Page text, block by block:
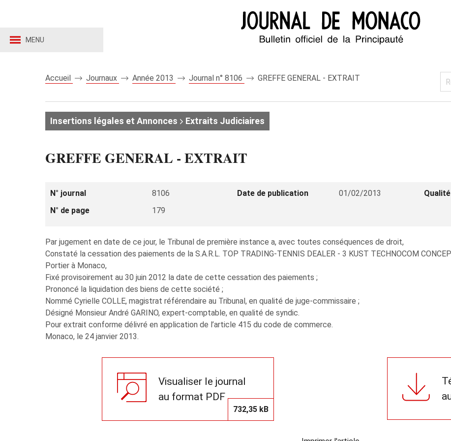
MENU
Accueil Journaux Année 2013 Journal n° 8106 GREFFE GENERAL - EXTRAIT
Insertions légales et Annonces Extraits Judiciaires
GREFFE GENERAL - EXTRAIT
N° journal 8106 Date de publication 01/02/2013
N° de page
179
Par jugement en date de ce jour, le Tribunal de première instance a, avec toutes conséquences de droit,
Constaté la cessation des paiements de la S.A.R.L. TOP TRADING-TENNIS DEALER - 3 KUST TECHNOCOM
Portier à Monaco,
Fixé provisoirement au 30 juin 2012 la date de cette cessation des paiements ;
Prononcé la liquidation des biens de cette société ;
Nommé Cyrielle COLLE, magistrat référendaire au Tribunal, en qualité de juge-commissaire ;
Désigné Monsieur André GARINO, expert-comptable, en qualité de syndic.
Pour extrait conforme délivré en application de l’article 415 du code de commerce.
Monaco, le 24 janvier 2013.
Visualiser le journal
au format PDF
732,35 kB